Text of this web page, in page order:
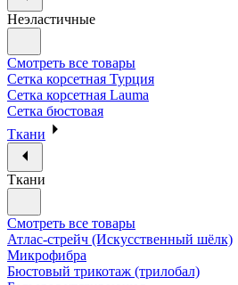
Неэластичные
Смотреть все товары
Сетка корсетная Турция
Сетка корсетная Lauma
Сетка бюстовая
Ткани
Ткани
Смотреть все товары
Атлас-стрейч (Искусственный шёлк)
Микрофибра
Бюстовый трикотаж (трилобал)